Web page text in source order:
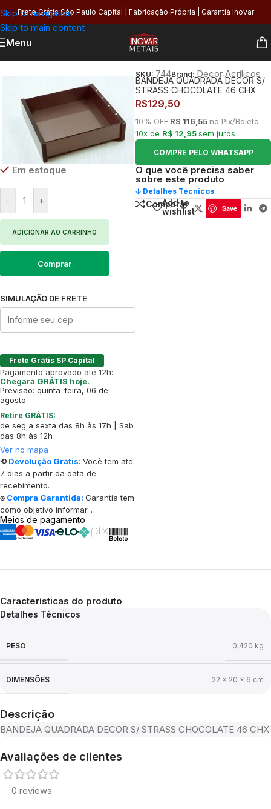
Skip to navigation
Skip to main content
Frete Grátis São Paulo Capital | Fabricação Própria | Garantia Inovar
Menu
Em estoque
- +
ADICIONAR AO CARRINHO
Comprar
SIMULAÇÃO DE FRETE
Frete Grátis SP Capital
Pagamento aprovado até 12h:
Chegará GRÁTIS hoje.
Previsão: quinta-feira, 06 de
agosto
Retire GRÁTIS:
de seg a sexta das 8h às 17h | Sab
das 8h às 12h
Ver no mapa
⟲ Devolução Grátis: Você tem até
7 dias a partir da data de
recebimento.
⍟ Compra Garantida: Garantia tem
como objetivo informar...
Meios de pagamento
SKU: 744Brand: Decor Acrílicos
BANDEJA QUADRADA DECOR S/
STRASS CHOCOLATE 46 CHX
R$129,50
10% OFF R$ 116,55 no Pix/Boleto
10x de R$ 12,95sem juros
COMPRE PELO WHATSAPP
O que você precisa saber
sobre este produto
🡣 Detalhes Técnicos
Comparar
Add to
wishlist
Save
Características do produto
Detalhes Técnicos
PESO 0,420 kg
DIMENSÕES 22 × 20 × 6 cm
Descrição
BANDEJA QUADRADA DECOR S/ STRASS CHOCOLATE 46 CHX
Avaliações de clientes
0 reviews